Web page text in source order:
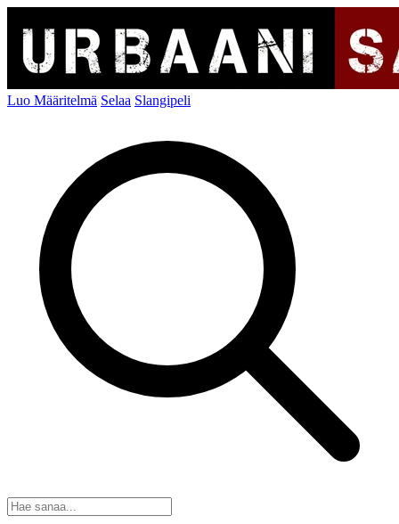
Luo Määritelmä Selaa Slangipeli